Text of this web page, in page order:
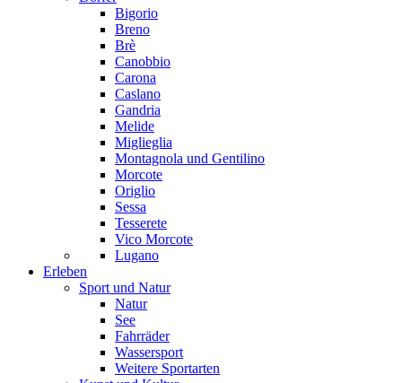
Bigorio
Breno
Brè
Canobbio
Carona
Caslano
Gandria
Melide
Miglieglia
Montagnola und Gentilino
Morcote
Origlio
Sessa
Tesserete
Vico Morcote
Lugano
Erleben
Sport und Natur
Natur
See
Fahrräder
Wassersport
Weitere Sportarten